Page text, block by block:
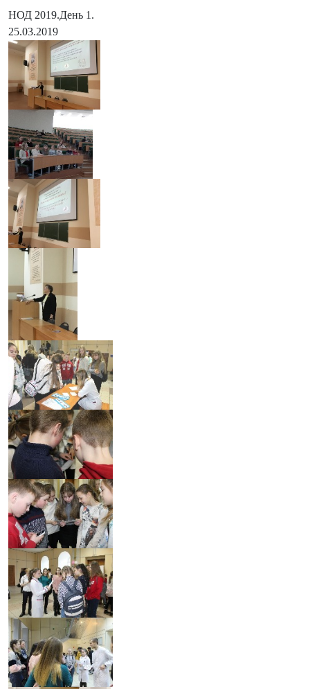
НОД 2019.День 1.
25.03.2019